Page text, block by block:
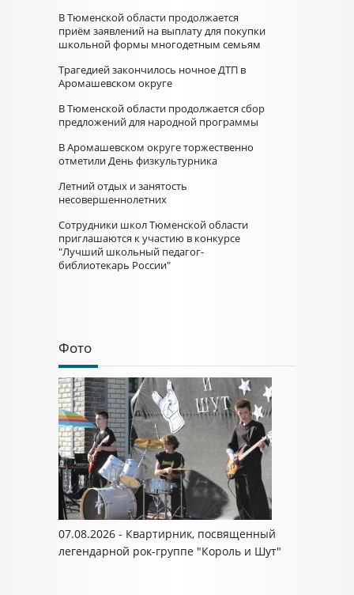
В Тюменской области продолжается
приём заявлений на выплату для покупки
школьной формы многодетным семьям
Трагедией закончилось ночное ДТП в
Аромашевском округе
В Тюменской области продолжается сбор
предложений для народной программы
В Аромашевском округе торжественно
отметили День физкультурника
Летний отдых и занятость
несовершеннолетних
Сотрудники школ Тюменской области
приглашаются к участию в конкурсе
"Лучший школьный педагог-
библиотекарь России"
Фото
07.08.2026 - Квартирник, посвященный
легендарной рок-группе "Король и Шут"